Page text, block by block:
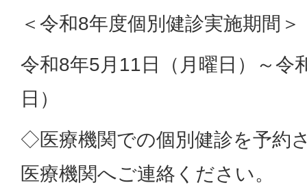
＜令和8年度個別健診実施期間＞
令和8年5月11日（月曜日）～令
日）
◇医療機関での個別健診を予約
医療機関へご連絡ください。